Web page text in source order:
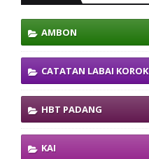
AMBON
CATATAN LABAI KOROK
HBT PADANG
KAI